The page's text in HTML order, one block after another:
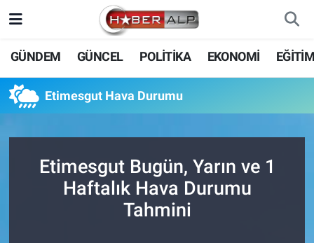
GÜNDEM GÜNCEL POLİTİKA EKONOMİ
Etimesgut Hava Durumu
Etimesgut Bugün, Yarın ve 1
Haftalık Hava Durumu
Tahmini
Nöbetçi Eczaneler
Hava Durumu
Süper Lig Puan Durumu ve Fikstür
Tüm Manşetler